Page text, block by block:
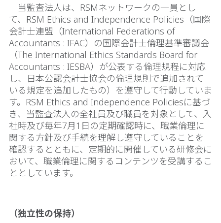
当監査法人は、RSMネットワークの一員とし
て、RSM Ethics and Independence Policies（国際
会計士連盟（International Federations of
Accountants : IFAC）の国際会計士倫理基準審議会
（The International Ethics Standards Board for
Accountants : IESBA）が公表する倫理規程に対応
し、日本公認会計士協会の倫理規則で追加されて
いる規定を追加したもの）を遵守して行動していま
す。RSM Ethics and Independence Policiesに基づ
き、当監査法人の全社員及び職員を対象として、入
社時及び毎年7月1日の定期確認時に、職業倫理に
関する方針及び手続を理解し遵守していることを
確認するとともに、定期的に開催している研修会に
おいて、職業倫理に関するコンテンツを受講するこ
ととしています。
（独立性の保持）